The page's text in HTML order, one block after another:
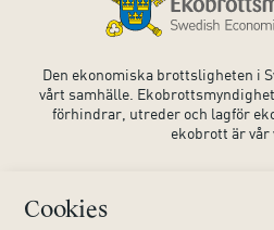
Cookies
Den ekonomiska brottsligheten i
vårt samhälle.
förhindrar, utreder och lagför
ekobrott är vår
Kontaktuppgifter